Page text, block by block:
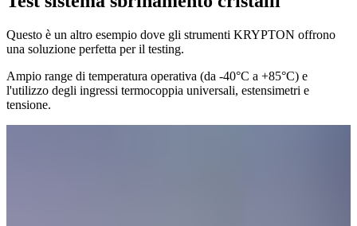
Questo è un altro esempio dove gli strumenti KRYPTON offrono
una soluzione perfetta per il testing.
Ampio range di temperatura operativa (da -40°C a +85°C) e
l'utilizzo degli ingressi termocoppia universali, estensimetri e
tensione.